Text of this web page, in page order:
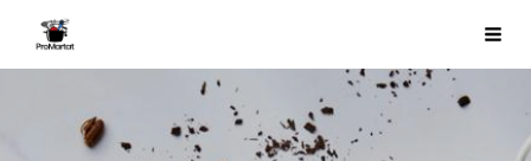
Siirry
sivun
ProMartat ry